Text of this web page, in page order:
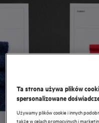
Ta strona używa plików
spersonalizowane
Używamy plików cookie i innych
także w celach promocyjnych i